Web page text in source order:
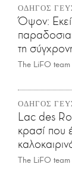
ΟΔΗΓΟΣ
Όψον:
τη
The LiFO team
ΟΔΗΓΟΣ
Lac des
κρασί που
The LiFO team